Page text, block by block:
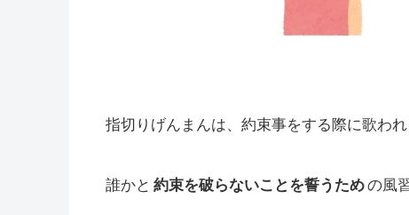
指切りげんまんは、約束事をする際に歌われ
誰かと 約束を破らないことを誓うための風